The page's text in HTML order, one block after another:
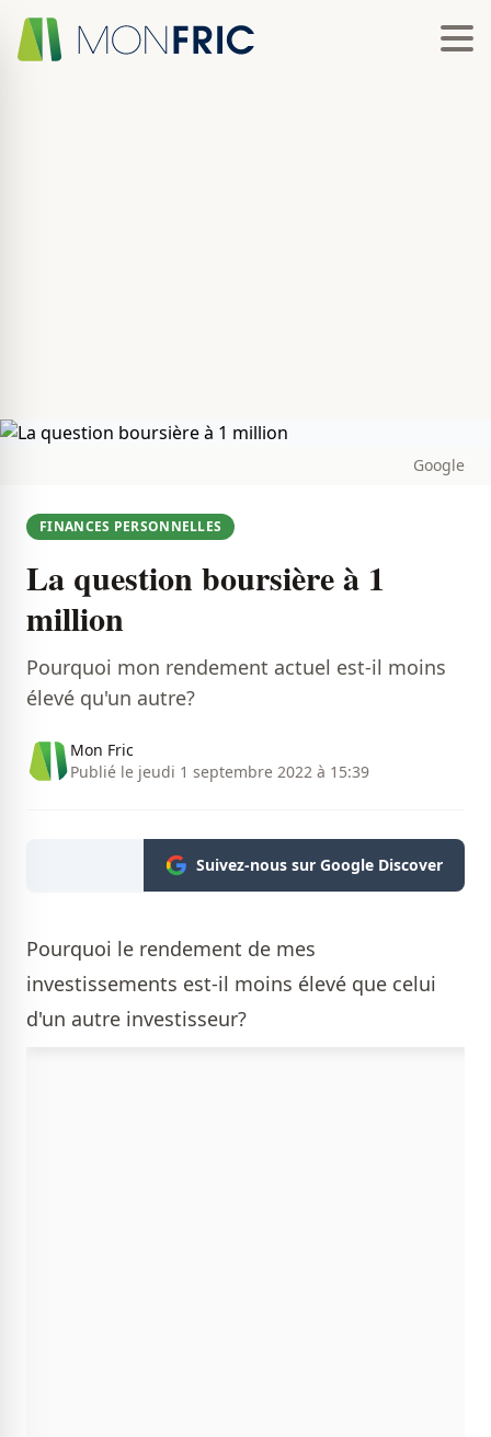
Google
FINANCES PERSONNELLES
La question boursière à 1
million
Pourquoi mon rendement actuel est-il moins
élevé qu'un autre?
Mon Fric
Publié le jeudi 1 septembre 2022 à 15:39
Suivez-nous sur Google Discover
Pourquoi le rendement de mes
investissements est-il moins élevé que celui
d'un autre investisseur?